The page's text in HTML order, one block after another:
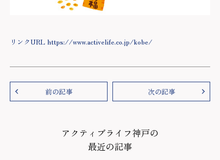
リンクURL https://www.activelife.co.jp/kobe/
前の記事 次の記事
アクティブライフ神戸の
最近の記事